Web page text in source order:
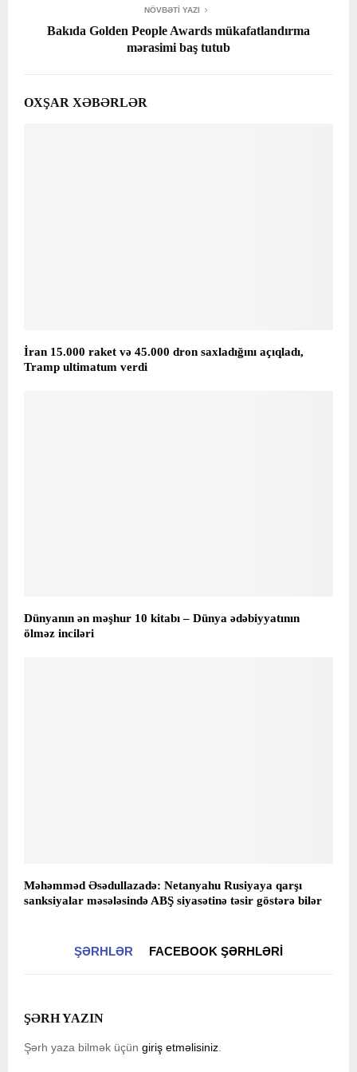
NÖVBƏTI YAZI
Bakıda Golden People Awards mükafatlandırma
mərasimi baş tutub
OXŞAR XƏBƏRLƏR
İran 15.000 raket və 45.000 dron saxladığını açıqladı,
Tramp ultimatum verdi
Dünyanın ən məşhur 10 kitabı – Dünya ədəbiyyatının
ölməz inciləri
Məhəmməd Əsədullazadə: Netanyahu Rusiyaya qarşı
sanksiyalar məsələsində ABŞ siyasətinə təsir göstərə bilər
ŞƏRHLƏR FACEBOOK ŞƏRHLƏRI
ŞƏRH YAZIN
Şərh yaza bilmək üçün giriş etməlisiniz